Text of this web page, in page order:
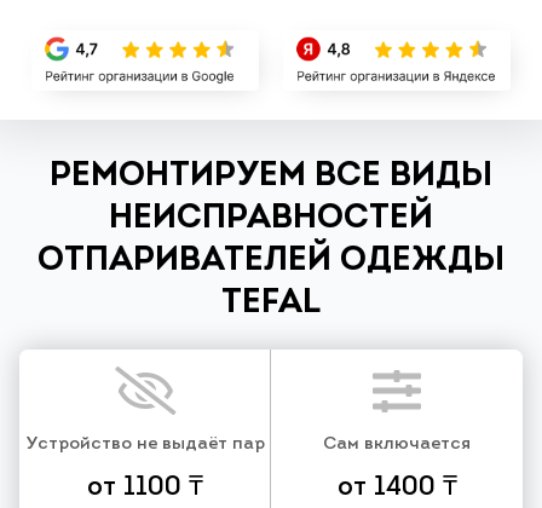
РЕМОНТИРУЕМ ВСЕ ВИДЫ
НЕИСПРАВНОСТЕЙ
ОТПАРИВАТЕЛЕЙ ОДЕЖДЫ
TEFAL
Устройство не выдаёт пар
от 1100 ₸
Сам включается
от 1400 ₸